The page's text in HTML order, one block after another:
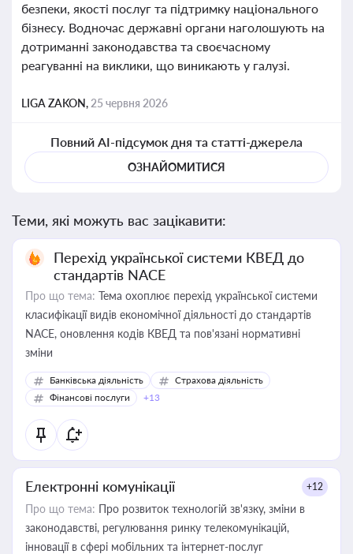
безпеки, якості послуг та підтримку національного
бізнесу. Водночас державні органи наголошують на
дотриманні законодавства та своєчасному
реагуванні на виклики, що виникають у галузі.
LIGA ZAKON, 25 червня 2026
Повний AI-підсумок дня та статті-джерела
ОЗНАЙОМИТИСЯ
Теми, які можуть вас зацікавити:
Перехід української системи КВЕД до
стандартів NACE
Про що тема: Тема охоплює перехід української системи
класифікації видів економічної діяльності до стандартів
NACE, оновлення кодів КВЕД та пов'язані нормативні
зміни
Банківська діяльність
Страхова діяльність
Фінансові послуги
+13
Електронні комунікації +12
Про що тема: Про розвиток технологій зв'язку, зміни в
законодавстві, регулювання ринку телекомунікацій,
інновації в сфері мобільних та інтернет-послуг